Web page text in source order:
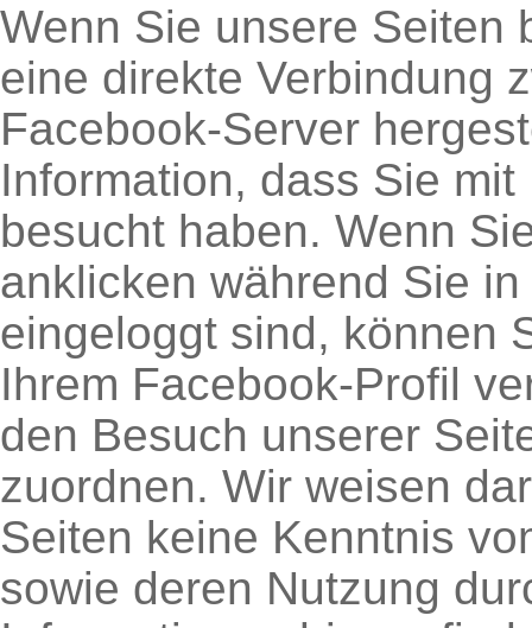
Wenn Sie unsere Seiten
eine direkte Verbindung
Facebook-Server
Information, dass Sie
besucht haben. Wenn
anklicken während Sie
eingeloggt sind, können
Ihrem Facebook-Profil
den Besuch unserer
zuordnen. Wir weisen
Seiten keine Kenntnis
sowie deren Nutzung